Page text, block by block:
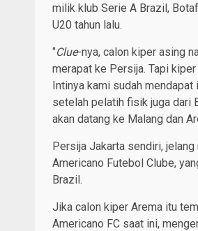
milik klub Serie A Brazil,
U20 tahun lalu.
‘’Clue-nya, calon kiper asing
merapat ke Persija. Tapi
Intinya kami sudah
setelah pelatih fisik juga dari
akan datang ke Malang dan
Persija Jakarta sendiri,
Americano Futebol Clube,
Brazil.
Jika calon kiper Arema itu
Americano FC saat ini,